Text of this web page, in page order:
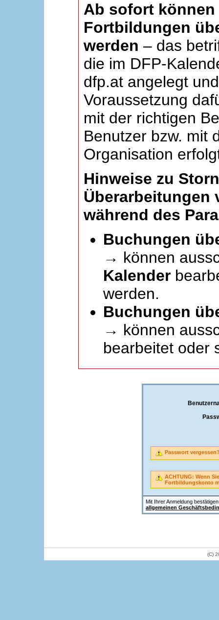
Ab sofort können
Fortbildungen
werden – das
die im DFP-
dfp.at angelegt
Voraussetzung
mit der richtigen
Benutzer bzw. mit
Organisation
Hinweise zu
Überarbeitungen
während des
Buchungen
→ können
Kalender
werden.
Buchungen
→ können
bearbeitet oder
Mit Ihrer Anmeldung
allgemeinen
Passwort
ACHTUNG: Wenn
Fortbildungskonto
(C)